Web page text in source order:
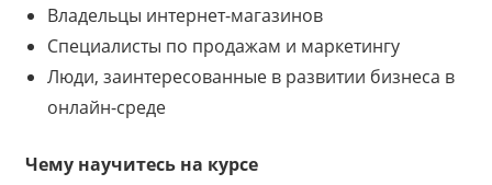
Владельцы интернет-магазинов
Специалисты по продажам и маркетингу
Люди, заинтересованные в развитии бизнеса в
онлайн-среде
Чему научитесь на курсе